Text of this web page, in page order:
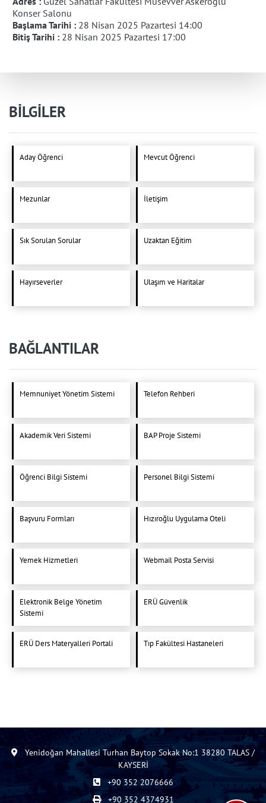
Konser Salonu
Başlama Tarihi : 28 Nisan 2025 Pazartesi 14:00
Bitiş Tarihi : 28 Nisan 2025 Pazartesi 17:00
BİLGİLER
Aday Öğrenci Mevcut Öğrenci
Mezunlar İletişim
Sık Sorulan Sorular Uzaktan Eğitim
Hayırseverler Ulaşım ve Haritalar
BAĞLANTILAR
Memnuniyet Yönetim Sistemi Telefon Rehberi
Akademik Veri Sistemi BAP Proje Sistemi
Öğrenci Bilgi Sistemi Personel Bilgi Sistemi
Başvuru Formları Hızıroğlu Uygulama Oteli
Yemek Hizmetleri Webmail Posta Servisi
Elektronik Belge Yönetim
Sistemi
ERÜ Güvenlik
ERÜ Ders Materyalleri Portali Tıp Fakültesi Hastaneleri
Yenidoğan Mahallesi Turhan Baytop Sokak No:1 38280 TALAS /
KAYSERİ
+90 352 2076666
+90 352 4374931